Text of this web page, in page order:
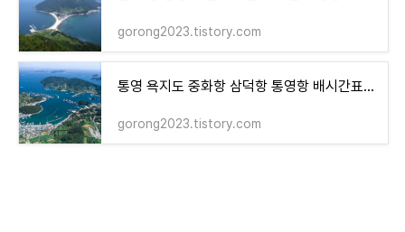
gorong2023.tistory.com
통영 욕지도 중화항 삼덕항 통영항 배시간표 배편 예약 섬여행 정보
gorong2023.tistory.com